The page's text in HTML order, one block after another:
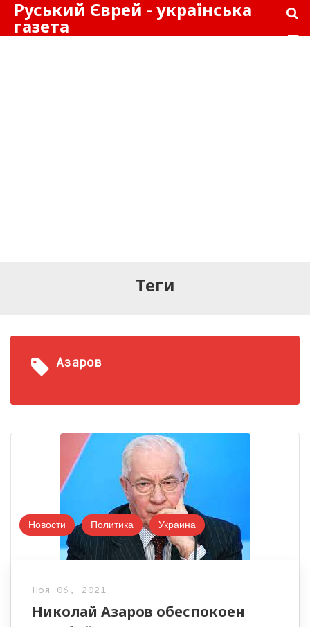
Руський Єврей - українська
газета
Теги
Азаров
Новости Политика Украина
Ноя 06, 2021
Николай Азаров обеспокоен